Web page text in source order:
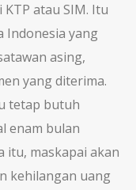
atau SIM. Itu
Indonesia yang
asing,
yang diterima.
tetap butuh
enam bulan
itu, maskapai akan
kehilangan uang